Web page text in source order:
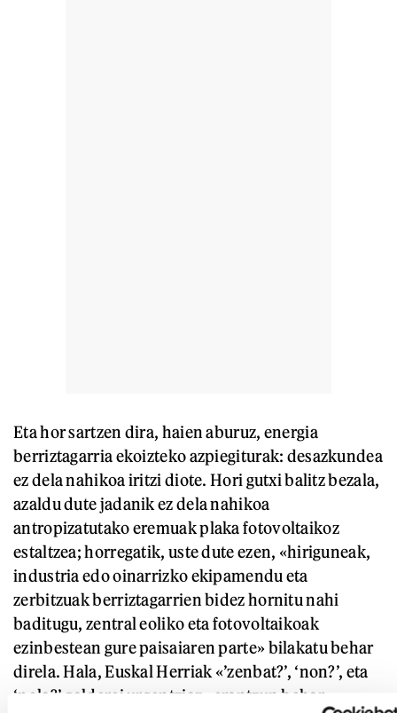
Eta hor sartzen dira, haien aburuz, energia
berriztagarria ekoizteko azpiegiturak: desazkundea
ez dela nahikoa iritzi diote. Hori gutxi balitz bezala,
azaldu dute jadanik ez dela nahikoa
antropizatutako eremuak plaka fotovoltaikoz
estaltzea; horregatik, uste dute ezen, «hiriguneak,
industria edo oinarrizko ekipamendu eta
zerbitzuak berriztagarrien bidez hornitu nahi
baditugu, zentral eoliko eta fotovoltaikoak
ezinbestean gure paisaiaren parte» bilakatu behar
direla. Hala, Euskal Herriak «’zenbat?’, ‘non?’, eta
‘nola?’ galderei urgentziaz» erantzun behar